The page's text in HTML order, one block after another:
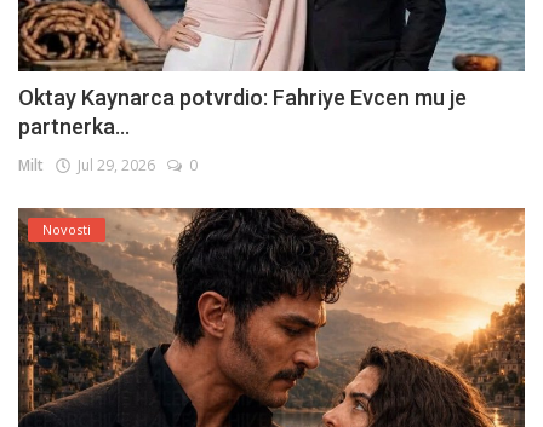
Oktay Kaynarca potvrdio: Fahriye Evcen mu je
partnerka...
Milt Jul 29, 2026 0
Novosti